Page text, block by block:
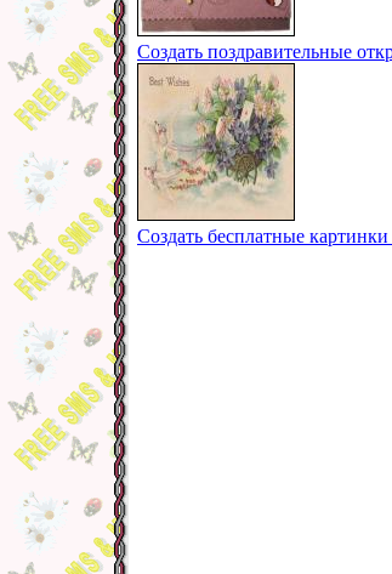
Создать поздравительные
Создать бесплатные